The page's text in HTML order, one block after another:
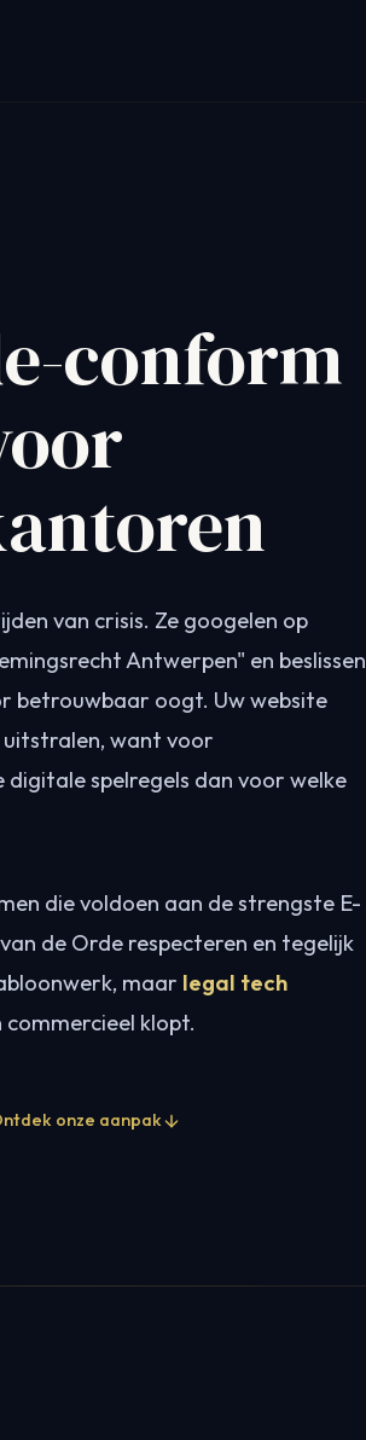
conform
van crisis. Ze googelen op
Antwerpen" en beslissen
betrouwbaar oogt. Uw website
want voor
spelregels dan voor welke
die voldoen aan de strengste E-
de Orde respecteren en tegelijk
maar legal tech
klopt.
onze aanpak